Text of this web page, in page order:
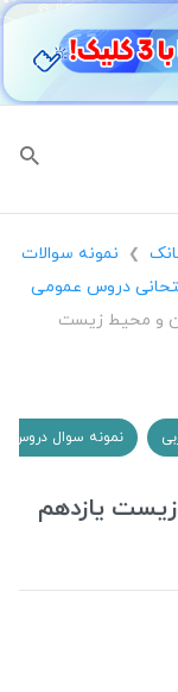
❯
نمونه سوالات
دروس عمومی
و محیط زیست
نمونه سوال دروس
زیست یازدهم